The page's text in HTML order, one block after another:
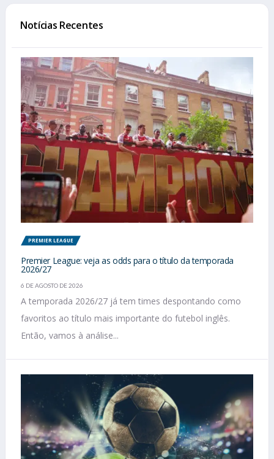
Notícias Recentes
PREMIER LEAGUE
Premier League: veja as odds para o título da temporada
2026/27
6 DE AGOSTO DE 2026
A temporada 2026/27 já tem times despontando como
favoritos ao título mais importante do futebol inglês.
Então, vamos à análise...